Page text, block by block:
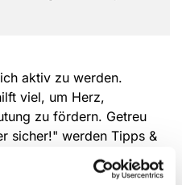
aktiv zu werden.
viel, um Herz,
zu fördern. Getreu
sicher!" werden Tipps &
mit dem eigenen
Überwinden von